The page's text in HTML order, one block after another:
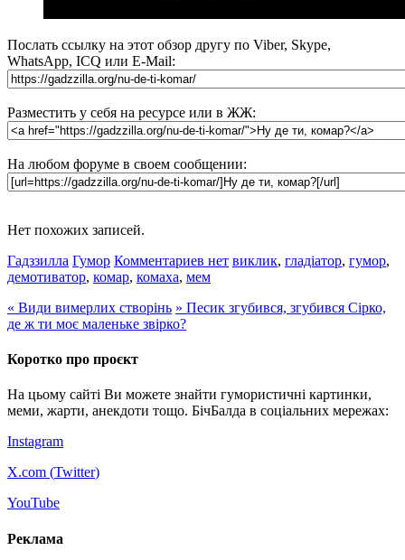
Послать ссылку на этот обзор другу по Viber, Skype,
WhatsApp, ICQ или E-Mail:
Разместить у себя на ресурсе или в ЖЖ:
На любом форуме в своем сообщении:
Нет похожих записей.
Гадззилла Гумор Комментариев нет виклик, гладіатор, гумор,
демотиватор, комар, комаха, мем
« Види вимерлих створінь » Песик згубився, згубився Сірко,
де ж ти моє маленьке звірко?
Коротко про проєкт
На цьому сайті Ви можете знайти гумористичні картинки,
меми, жарти, анекдоти тощо. БічБалда в соціальних мережах:
Instagram
X.com (Twitter)
YouTube
Реклама